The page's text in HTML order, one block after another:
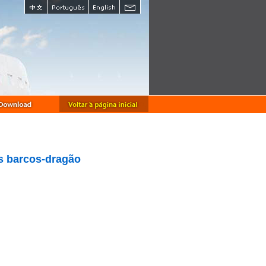
barcos-dragão